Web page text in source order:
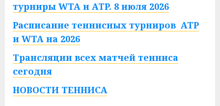
турниры WTA и ATP. 8 июля 2026
Расписание теннисных турниров ATP
и WTA на 2026
Трансляции всех матчей тенниса
сегодня
НОВОСТИ ТЕННИСА